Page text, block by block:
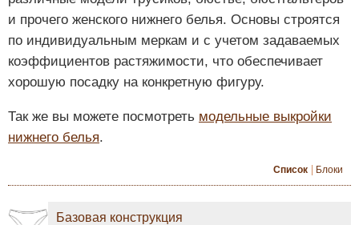
и прочего женского нижнего белья. Основы строятся
по индивидуальным меркам и с учетом задаваемых
коэффициентов растяжимости, что обеспечивает
хорошую посадку на конкретную фигуру.
Так же вы можете посмотреть модельные выкройки
нижнего белья.
Список Блоки
Базовая конструкция